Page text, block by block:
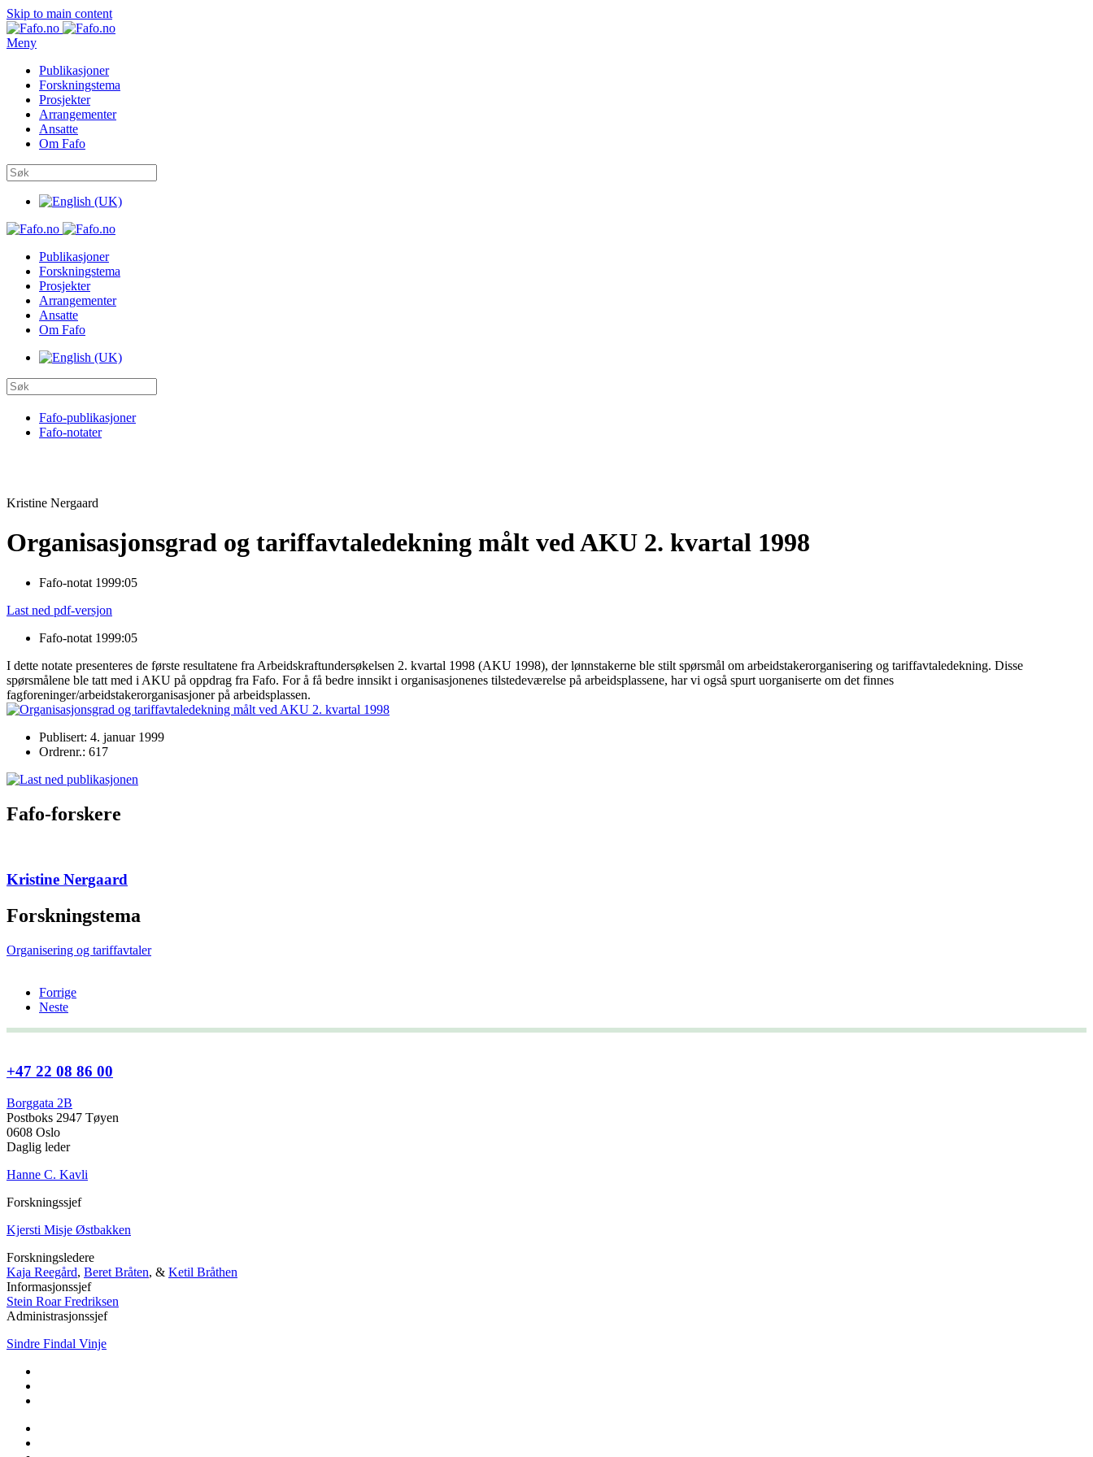
Skip to main content
Meny
Publikasjoner
Forskningstema
Prosjekter
Arrangementer
Ansatte
Om Fafo
Publikasjoner
Forskningstema
Prosjekter
Arrangementer
Ansatte
Om Fafo
Fafo-publikasjoner
Fafo-notater
Kristine Nergaard
Organisasjonsgrad og tariffavtaledekning målt ved AKU 2. kvartal 1998
Fafo-notat 1999:05
Last ned pdf-versjon
Fafo-notat 1999:05
I dette notate presenteres de første resultatene fra Arbeidskraftundersøkelsen 2. kvartal 1998 (AKU 1998), der lønnstakerne ble stilt spørsmål om arbeidstakerorganisering og tariffavtaledekning. Disse
spørsmålene ble tatt med i AKU på oppdrag fra Fafo. For å få bedre innsikt i organisasjonenes tilstedeværelse på arbeidsplassene, har vi også spurt uorganiserte om det finnes
fagforeninger/arbeidstakerorganisasjoner på arbeidsplassen.
Publisert: 4. januar 1999
Ordrenr.: 617
Fafo-forskere
Kristine Nergaard
Forskningstema
Organisering og tariffavtaler
Forrige
Neste
+47 22 08 86 00
Borggata 2B
Postboks 2947 Tøyen
0608 Oslo
Daglig leder
Hanne C. Kavli
Forskningssjef
Kjersti Misje Østbakken
Forskningsledere
Kaja Reegård, Beret Bråten, & Ketil Bråthen
Informasjonssjef
Stein Roar Fredriksen
Administrasjonssjef
Sindre Findal Vinje